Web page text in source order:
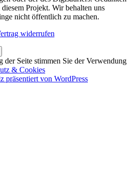
Projekt. Wir behalten uns
nicht öffentlich zu machen.
widerrufen
Seite stimmen Sie der Verwendung
& Cookies
präsentiert von WordPress